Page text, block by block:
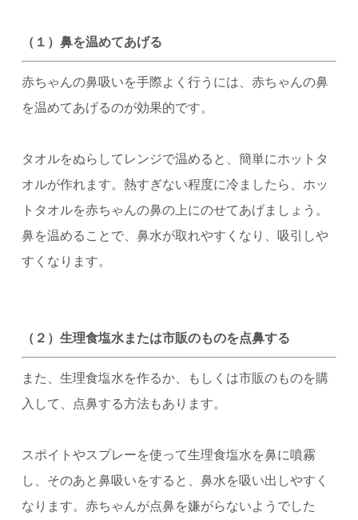
（１）鼻を温めてあげる
赤ちゃんの鼻吸いを手際よく行うには、赤ちゃんの鼻
を温めてあげるのが効果的です。
タオルをぬらしてレンジで温めると、簡単にホットタ
オルが作れます。熱すぎない程度に冷ましたら、ホッ
トタオルを赤ちゃんの鼻の上にのせてあげましょう。
鼻を温めることで、鼻水が取れやすくなり、吸引しや
すくなります。
（２）生理食塩水または市販のものを点鼻する
また、生理食塩水を作るか、もしくは市販のものを購
入して、点鼻する方法もあります。
スポイトやスプレーを使って生理食塩水を鼻に噴霧
し、そのあと鼻吸いをすると、鼻水を吸い出しやすく
なります。 赤ちゃんが点鼻を嫌がらないようでした